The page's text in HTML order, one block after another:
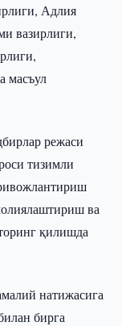
Адлия
вазирлиги,
масъул
режаси
тизимли
ва
қилишда
натижасига
бирга